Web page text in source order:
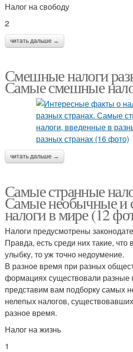
Налог на свободу
2
читать дальше →
Смешные налоги
Самые смешные
читать дальше →
Самые странные
Самые необычные и
налоги в мире (12
Налоги предусмотрены
Правда, есть среди них такие,
улыбку, то уж точно недоумение.
В разное время при разных
формациях существовали разные
представим вам подборку самых
нелепых налогов,
разное время.
Налог на жизнь
1